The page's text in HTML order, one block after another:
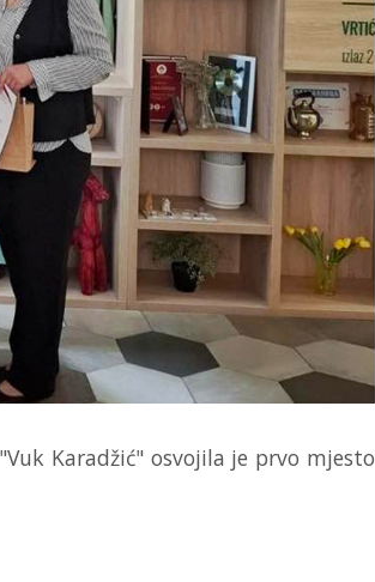
Karadžić" osvojila je prvo mjesto